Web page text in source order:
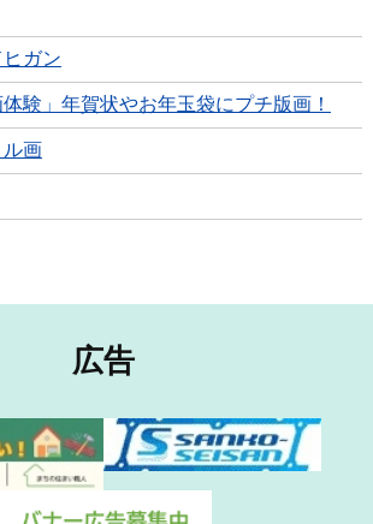
ガン
体験」年賀状やお年玉袋にプチ版画！
画
広告